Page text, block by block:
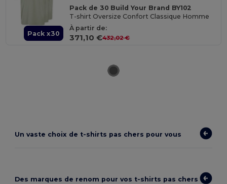
Pack x30
Pack de 30 Build Your Brand BY102
T-shirt Oversize Confort Classique Homme
À partir de:
371,10 €432,02 €
Un vaste choix de t-shirts pas chers pour vous
Des marques de renom pour vos t-shirts pas chers